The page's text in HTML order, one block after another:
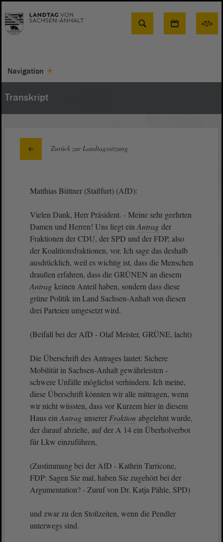
Suche
Navigation
Transkript
Zurück zur Landtagssitzung
Matthias Büttner (Staßfurt) (AfD):
Vielen Dank, Herr Präsident. - Meine sehr geehrten
Damen und Herren! Uns liegt ein Antrag der
Fraktionen der CDU, der SPD und der FDP, also
der Koalitionsfraktionen, vor. Ich sage das deshalb
ausdrücklich, weil es wichtig ist, dass die Menschen
draußen erfahren, dass die GRÜNEN an diesem
Antrag keinen Anteil haben, sondern dass diese
grüne Politik im Land Sachsen-Anhalt von diesen
drei Parteien umgesetzt wird.
(Beifall bei der AfD - Olaf Meister, GRÜNE, lacht)
Die Überschrift des Antrages lautet: Sichere
Mobilität in Sachsen-Anhalt gewährleisten -
schwere Unfälle möglichst verhindern. Ich meine,
diese Überschrift könnten wir alle mittragen, wenn
wir nicht wüssten, dass vor Kurzem hier in diesem
Haus ein Antrag unserer Fraktion abgelehnt wurde,
der darauf abzielte, auf der A 14 ein Überholverbot
für Lkw einzuführen,
(Zustimmung bei der AfD - Kathrin Tarricone,
FDP: Sagen Sie mal, haben Sie zugehört bei der
Argumentation? - Zuruf von Dr. Katja Pähle, SPD)
und zwar zu den Stoßzeiten, wenn die Pendler
unterwegs sind.